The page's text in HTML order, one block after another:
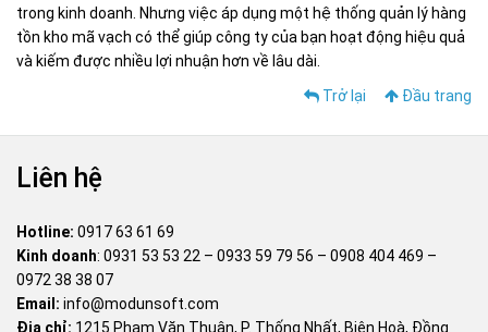
trong kinh doanh. Nhưng việc áp dụng một hệ thống quản lý hàng
tồn kho mã vạch có thể giúp công ty của bạn hoạt động hiệu quả
và kiếm được nhiều lợi nhuận hơn về lâu dài.
Trở lại
Đầu trang
Liên hệ
Hotline: 0917 63 61 69
Kinh doanh: 0931 53 53 22 – 0933 59 79 56 – 0908 404 469 –
0972 38 38 07
Email: info@modunsoft.com
Địa chỉ: 1215 Phạm Văn Thuận, P. Thống Nhất, Biên Hoà, Đồng